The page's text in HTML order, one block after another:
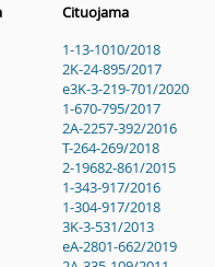
Cituojama
1-13-1010/2018
2K-24-895/2017
e3K-3-219-701/2020
1-670-795/2017
2A-2257-392/2016
T-264-269/2018
2-19682-861/2015
1-343-917/2016
1-304-917/2018
3K-3-531/2013
eA-2801-662/2019